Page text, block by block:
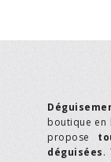
boutique en
propose
déguisées.